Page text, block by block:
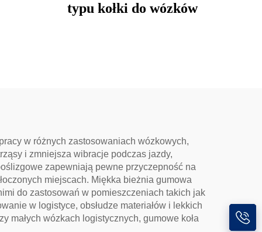
typu kołki do wózków
w różnych zastosowaniach wózkowych,
i zmniejsza wibracje podczas jazdy,
zapewniają pewne przyczepność na
miejscach. Miękka bieżnia gumowa
do zastosowań w pomieszczeniach takich jak
w logistyce, obsłudze materiałów i lekkich
małych wózkach logistycznych, gumowe koła